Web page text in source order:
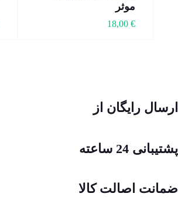
موثر
18,00 €
ارسال رایگان از
پشتیبانی 24 ساعته
ضمانت اصالت کالا